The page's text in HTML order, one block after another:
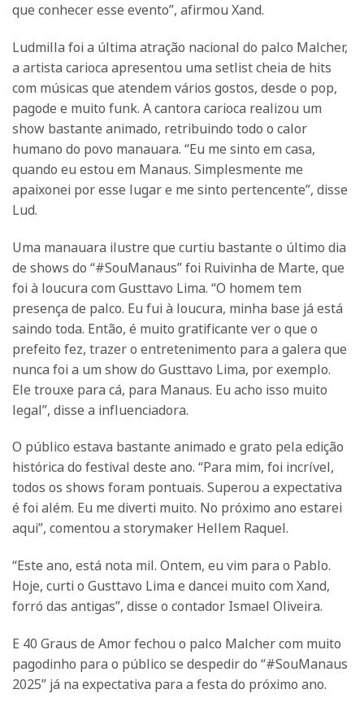
que conhecer esse evento”, afirmou Xand.
Ludmilla foi a última atração nacional do palco Malcher,
a artista carioca apresentou uma setlist cheia de hits
com músicas que atendem vários gostos, desde o pop,
pagode e muito funk. A cantora carioca realizou um
show bastante animado, retribuindo todo o calor
humano do povo manauara. “Eu me sinto em casa,
quando eu estou em Manaus. Simplesmente me
apaixonei por esse lugar e me sinto pertencente”, disse
Lud.
Uma manauara ilustre que curtiu bastante o último dia
de shows do “#SouManaus” foi Ruivinha de Marte, que
foi à loucura com Gusttavo Lima. “O homem tem
presença de palco. Eu fui à loucura, minha base já está
saindo toda. Então, é muito gratificante ver o que o
prefeito fez, trazer o entretenimento para a galera que
nunca foi a um show do Gusttavo Lima, por exemplo.
Ele trouxe para cá, para Manaus. Eu acho isso muito
legal”, disse a influenciadora.
O público estava bastante animado e grato pela edição
histórica do festival deste ano. “Para mim, foi incrível,
todos os shows foram pontuais. Superou a expectativa
é foi além. Eu me diverti muito. No próximo ano estarei
aqui”, comentou a storymaker Hellem Raquel.
“Este ano, está nota mil. Ontem, eu vim para o Pablo.
Hoje, curti o Gusttavo Lima e dancei muito com Xand,
forró das antigas”, disse o contador Ismael Oliveira.
E 40 Graus de Amor fechou o palco Malcher com muito
pagodinho para o público se despedir do “#SouManaus
2025” já na expectativa para a festa do próximo ano.